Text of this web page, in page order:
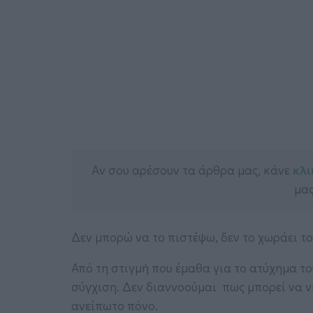
Αν σου αρέσουν τα άρθρα μας, κάνε
Δεν μπορώ να το πιστέψω, δεν το χωράει
Από τη στιγμή που έμαθα για το ατύχημα
σύγχιση. Δεν διαννοούμαι πως μπορεί να
ανείπωτο πόνο.